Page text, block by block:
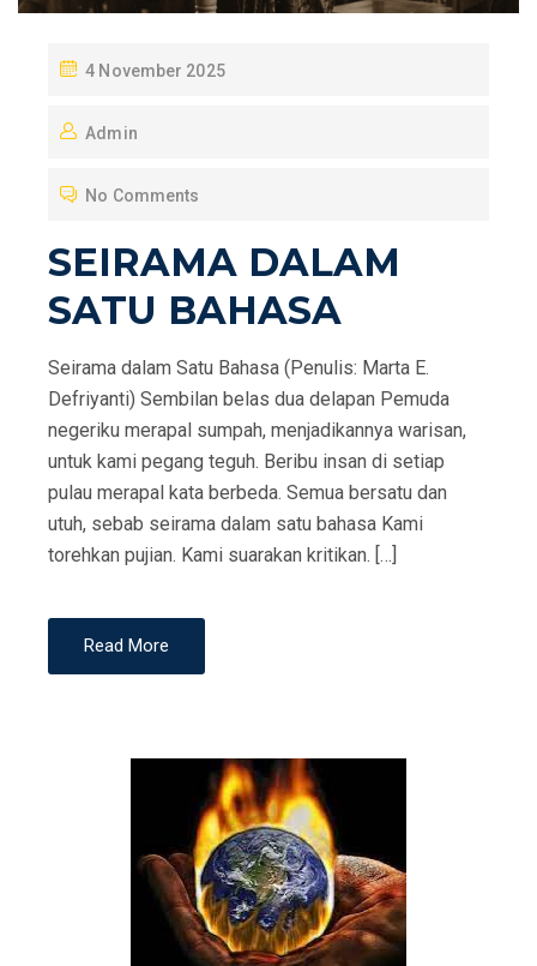
P
S
E
O
N
4 November 2025
Admin
No Comments
SEIRAMA DALAM
SATU BAHASA
Seirama dalam Satu Bahasa (Penulis: Marta E.
Defriyanti) Sembilan belas dua delapan Pemuda
negeriku merapal sumpah, menjadikannya warisan,
untuk kami pegang teguh. Beribu insan di setiap
pulau merapal kata berbeda. Semua bersatu dan
utuh, sebab seirama dalam satu bahasa Kami
torehkan pujian. Kami suarakan kritikan. […]
Read More